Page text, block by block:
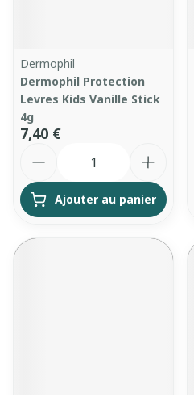
Dermophil
Dermophil Protection
Levres Kids Vanille Stick
4g
7,40 €
Ajouter au panier